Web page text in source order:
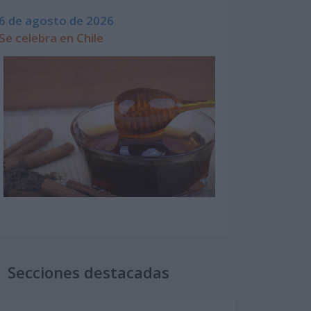
6 de agosto de 2026
Se celebra en Chile
Secciones destacadas